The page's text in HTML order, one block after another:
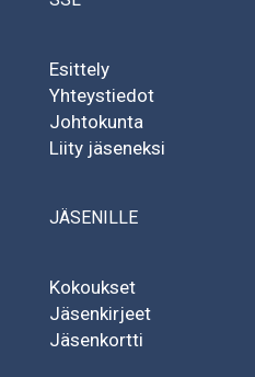
Esittely
Yhteystiedot
Johtokunta
Liity jäseneksi
JÄSENILLE
Kokoukset
Jäsenkirjeet
Jäsenkortti